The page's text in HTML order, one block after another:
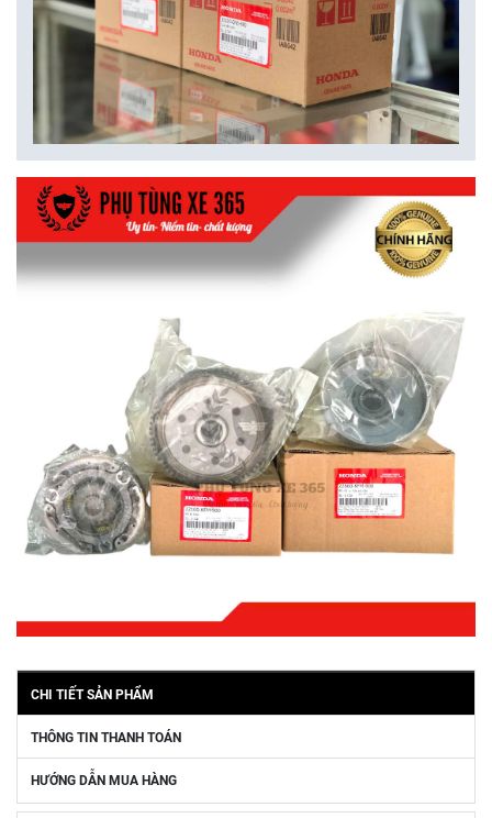
CHI TIẾT SẢN PHẨM
THÔNG TIN THANH TOÁN
HƯỚNG DẪN MUA HÀNG